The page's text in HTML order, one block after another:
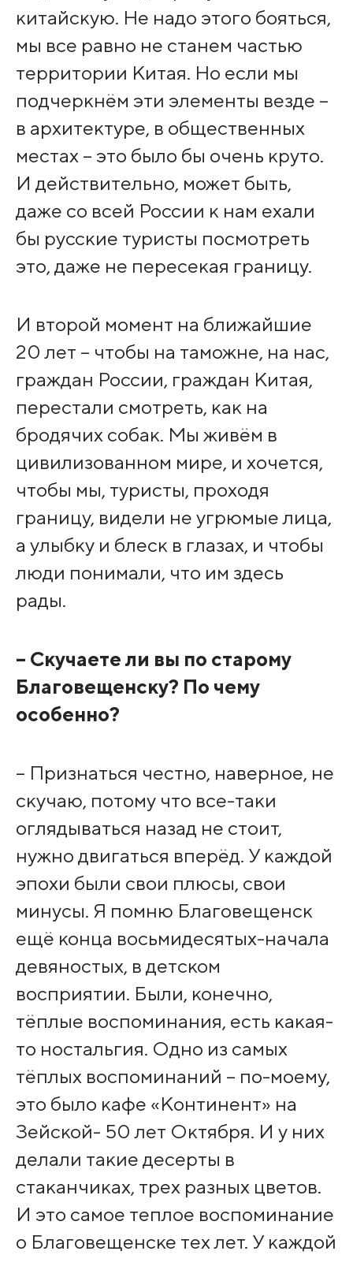
китайскую. Не надо этого бояться,
мы все равно не станем частью
территории Китая. Но если мы
подчеркнём эти элементы везде –
в архитектуре, в общественных
местах – это было бы очень круто.
И действительно, может быть,
даже со всей России к нам ехали
бы русские туристы посмотреть
это, даже не пересекая границу.
И второй момент на ближайшие
20 лет – чтобы на таможне, на нас,
граждан России, граждан Китая,
перестали смотреть, как на
бродячих собак. Мы живём в
цивилизованном мире, и хочется,
чтобы мы, туристы, проходя
границу, видели не угрюмые лица,
а улыбку и блеск в глазах, и чтобы
люди понимали, что им здесь
рады.
– Скучаете ли вы по старому
Благовещенску? По чему
особенно?
– Признаться честно, наверное, не
скучаю, потому что все-таки
оглядываться назад не стоит,
нужно двигаться вперёд. У каждой
эпохи были свои плюсы, свои
минусы. Я помню Благовещенск
ещё конца восьмидесятых-начала
девяностых, в детском
восприятии. Были, конечно,
тёплые воспоминания, есть какая-
то ностальгия. Одно из самых
тёплых воспоминаний – по-моему,
это было кафе «Континент» на
Зейской- 50 лет Октября. И у них
делали такие десерты в
стаканчиках, трех разных цветов.
И это самое теплое воспоминание
о Благовещенске тех лет. У каждой